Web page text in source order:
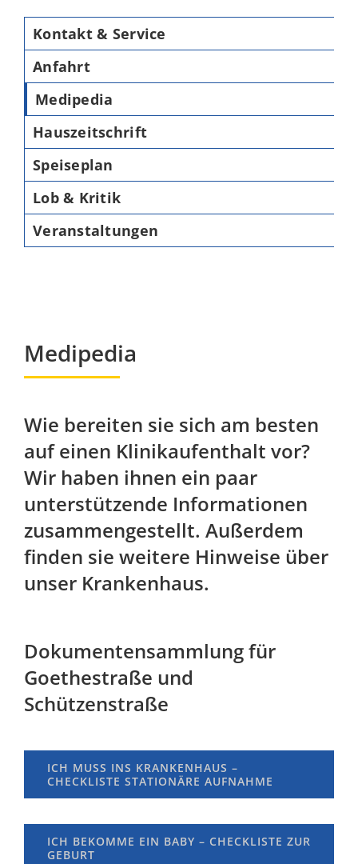
Kontakt & Service
Anfahrt
Medipedia
Hauszeitschrift
Speiseplan
Lob & Kritik
Veranstaltungen
Medipedia
Wie bereiten sie sich am besten
auf einen Klinikaufenthalt vor?
Wir haben ihnen ein paar
unterstützende Informationen
zusammengestellt. Außerdem
finden sie weitere Hinweise über
unser Krankenhaus.
Dokumentensammlung für
Goethestraße und
Schützenstraße
ICH MUSS INS KRANKENHAUS –
CHECKLISTE STATIONÄRE AUFNAHME
ICH BEKOMME EIN BABY – CHECKLISTE ZUR
GEBURT